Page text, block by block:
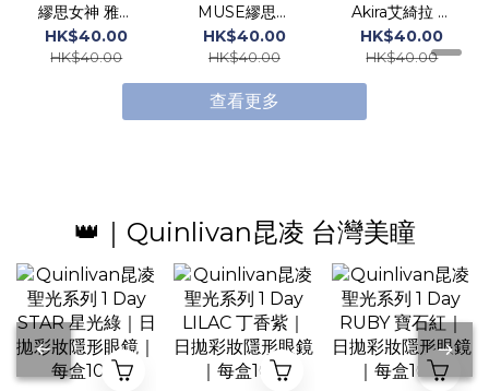
繆思女神 雅典
灰｜月拋彩妝隱
形眼鏡｜每盒1
HK$40.00
HK$40.00
MUSE繆思女
神 莉迪亞粉｜
月拋彩妝隱形眼
HK$40.00
HK$40.00
Akira艾綺拉 愛
知灰櫻｜月拋彩
妝隱形眼鏡｜每
HK$40.00
HK$40.00
查看更多
👑｜Quinlivan昆凌 台灣美瞳